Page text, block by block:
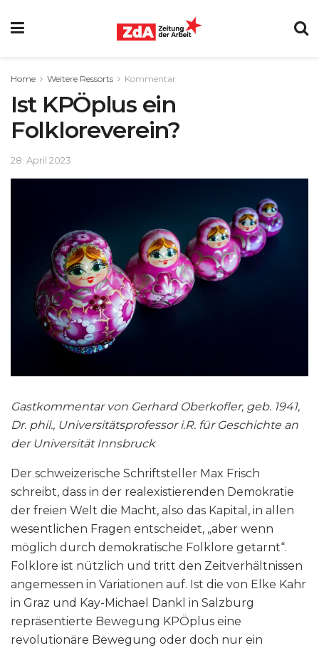
Home Weitere Ressorts Kommentar
Ist KPÖplus ein
Folkloreverein?
28. April 2023
Gastkommentar von Gerhard Oberkofler, geb. 1941,
Dr. phil., Universitätsprofessor i.R. für Geschichte an
der Universität Innsbruck
Der schweizerische Schriftsteller Max Frisch
schreibt, dass in der realexistierenden Demokratie
der freien Welt die Macht, also das Kapital, in allen
wesentlichen Fragen entscheidet, „aber wenn
möglich durch demokratische Folklore getarnt“.
Folklore ist nützlich und tritt den Zeitverhältnissen
angemessen in Variationen auf. Ist die von Elke Kahr
in Graz und Kay-Michael Dankl in Salzburg
repräsentierte Bewegung KPÖplus eine
revolutionäre Bewegung oder doch nur ein